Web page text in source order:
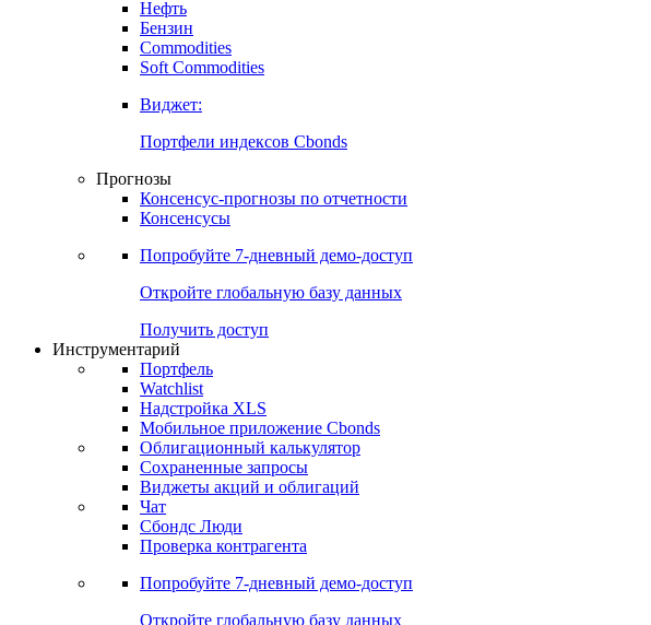
Commodities
Золото
Нефть
Бензин
Commodities
Soft Commodities
Виджет:
Портфели индексов Cbonds
Прогнозы
Консенсус-прогнозы по отчетности
Консенсусы
Попробуйте7-дневный
Откройте глобальную базу данных
Получить доступ
Инструментарий
Портфель
Watchlist
Надстройка XLS
Мобильное приложение Cbonds
Облигационный калькулятор
Сохраненные запросы
Виджеты акций и облигаций
Чат
Сбондс Люди
Проверка контрагента